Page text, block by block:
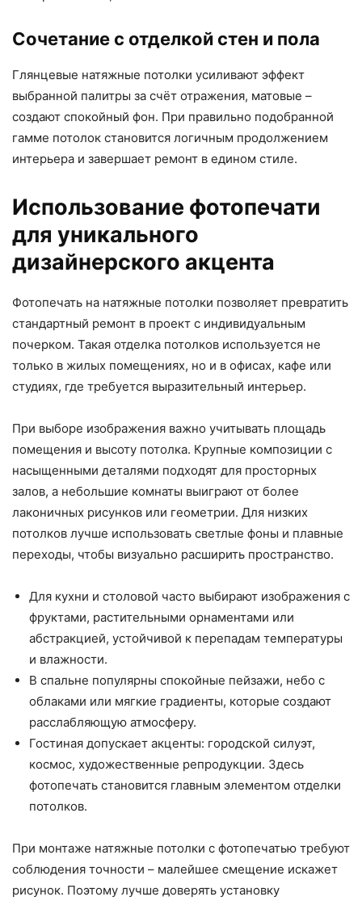
Сочетание с отделкой стен и пола
Глянцевые натяжные потолки усиливают эффект
выбранной палитры за счёт отражения, матовые –
создают спокойный фон. При правильно подобранной
гамме потолок становится логичным продолжением
интерьера и завершает ремонт в едином стиле.
Использование фотопечати
для уникального
дизайнерского акцента
Фотопечать на натяжные потолки позволяет превратить
стандартный ремонт в проект с индивидуальным
почерком. Такая отделка потолков используется не
только в жилых помещениях, но и в офисах, кафе или
студиях, где требуется выразительный интерьер.
При выборе изображения важно учитывать площадь
помещения и высоту потолка. Крупные композиции с
насыщенными деталями подходят для просторных
залов, а небольшие комнаты выиграют от более
лаконичных рисунков или геометрии. Для низких
потолков лучше использовать светлые фоны и плавные
переходы, чтобы визуально расширить пространство.
Для кухни и столовой часто выбирают изображения с
фруктами, растительными орнаментами или
абстракцией, устойчивой к перепадам температуры
и влажности.
В спальне популярны спокойные пейзажи, небо с
облаками или мягкие градиенты, которые создают
расслабляющую атмосферу.
Гостиная допускает акценты: городской силуэт,
космос, художественные репродукции. Здесь
фотопечать становится главным элементом отделки
потолков.
При монтаже натяжные потолки с фотопечатью требуют
соблюдения точности – малейшее смещение искажет
рисунок. Поэтому лучше доверять установку